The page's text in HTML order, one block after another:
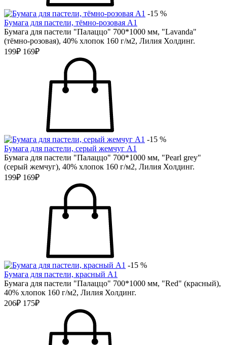
-15 %
Бумага для пастели, тёмно-розовая А1
Бумага для пастели "Палаццо" 700*1000 мм, "Lavanda"
(тёмно-розовая), 40% хлопок 160 г/м2, Лилия Холдинг.
199₽ 169₽
-15 %
Бумага для пастели, серый жемчуг А1
Бумага для пастели "Палаццо" 700*1000 мм, "Pearl grey"
(серый жемчуг), 40% хлопок 160 г/м2, Лилия Холдинг.
199₽ 169₽
-15 %
Бумага для пастели, красный А1
Бумага для пастели "Палаццо" 700*1000 мм, "Red" (красный),
40% хлопок 160 г/м2, Лилия Холдинг.
206₽ 175₽